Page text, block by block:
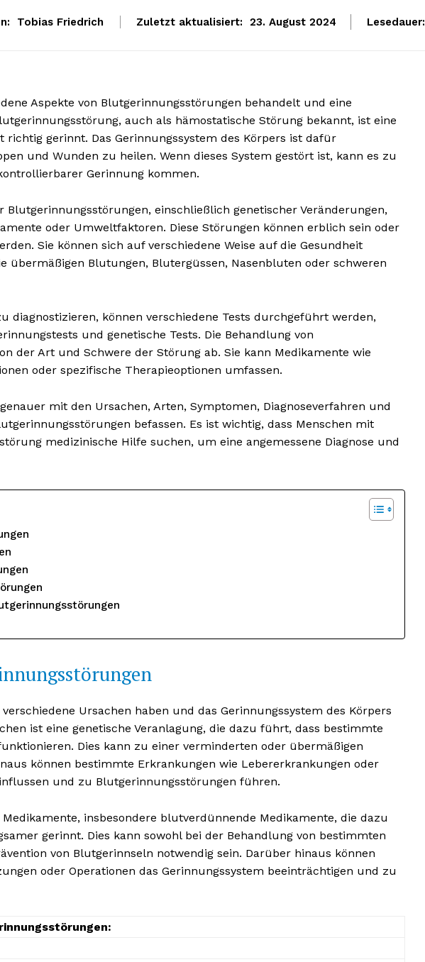
Erhalte unseren
Newsletter
Tobias Friedrich Zuletzt aktualisiert: 23. August 2024 Lesedauer:
Aspekte von Blutgerinnungsstörungen behandelt und eine
auch als hämostatische Störung bekannt, ist eine
gerinnt. Das Gerinnungssystem des Körpers ist dafür
und Wunden zu heilen. Wenn dieses System gestört ist, kann es zu
Gerinnung kommen.
Blutgerinnungsstörungen, einschließlich genetischer Veränderungen,
oder Umweltfaktoren. Diese Störungen können erblich sein oder
Sie können sich auf verschiedene Weise auf die Gesundheit
übermäßigen Blutungen, Blutergüssen, Nasenbluten oder schweren
diagnostizieren, können verschiedene Tests durchgeführt werden,
und genetische Tests. Die Behandlung von
der Art und Schwere der Störung ab. Sie kann Medikamente wie
oder spezifische Therapieoptionen umfassen.
mit den Ursachen, Arten, Symptomen, Diagnoseverfahren und
befassen. Es ist wichtig, dass Menschen mit
medizinische Hilfe suchen, um eine angemessene Diagnose und
Ursachen haben und das Gerinnungssystem des Körpers
ist eine genetische Veranlagung, die dazu führt, dass bestimmte
Dies kann zu einer verminderten oder übermäßigen
können bestimmte Erkrankungen wie Lebererkrankungen oder
und zu Blutgerinnungsstörungen führen.
insbesondere blutverdünnende Medikamente, die dazu
gerinnt. Dies kann sowohl bei der Behandlung von bestimmten
von Blutgerinnseln notwendig sein. Darüber hinaus können
oder Operationen das Gerinnungssystem beeinträchtigen und zu